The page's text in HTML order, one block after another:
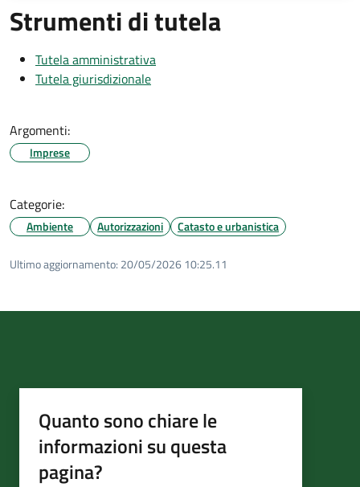
Strumenti di tutela
Tutela amministrativa
Tutela giurisdizionale
Argomenti:
Imprese
Categorie:
Ambiente Autorizzazioni Catasto e urbanistica
Ultimo aggiornamento: 20/05/2026 10:25.11
Quanto sono chiare le
informazioni su questa
pagina?